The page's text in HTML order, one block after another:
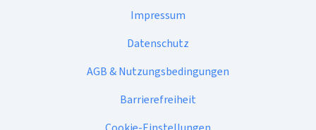
Impressum
Datenschutz
AGB & Nutzungsbedingungen
Barrierefreiheit